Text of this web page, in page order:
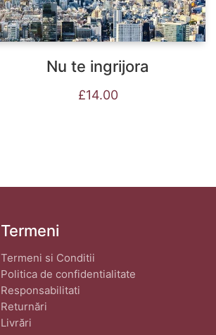
Nu te ingrijora
£14.00
Termeni
Termeni si Conditii
Politica de confidentialitate
Responsabilitati
Returnări
Livrări